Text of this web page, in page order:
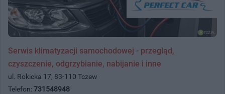
Serwis klimatyzacji samochodowej - przegląd,
czyszczenie, odgrzybianie, nabijanie i inne
ul. Rokicka 17, 83-110 Tczew
Telefon: 731548948